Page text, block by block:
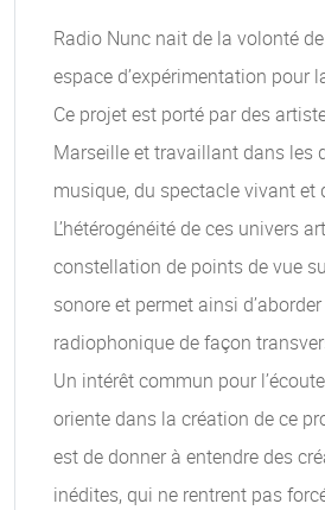
Radio Nunc nait de la volonté
espace d’expérimentation pour
Ce projet est porté par des
Marseille et travaillant dans les
musique, du spectacle vivant et
L’hétérogénéité de ces univers
constellation de points de vue
sonore et permet ainsi
radiophonique de façon
Un intérêt commun pour
oriente dans la création de ce
est de donner à entendre des
inédites, qui ne rentrent pas